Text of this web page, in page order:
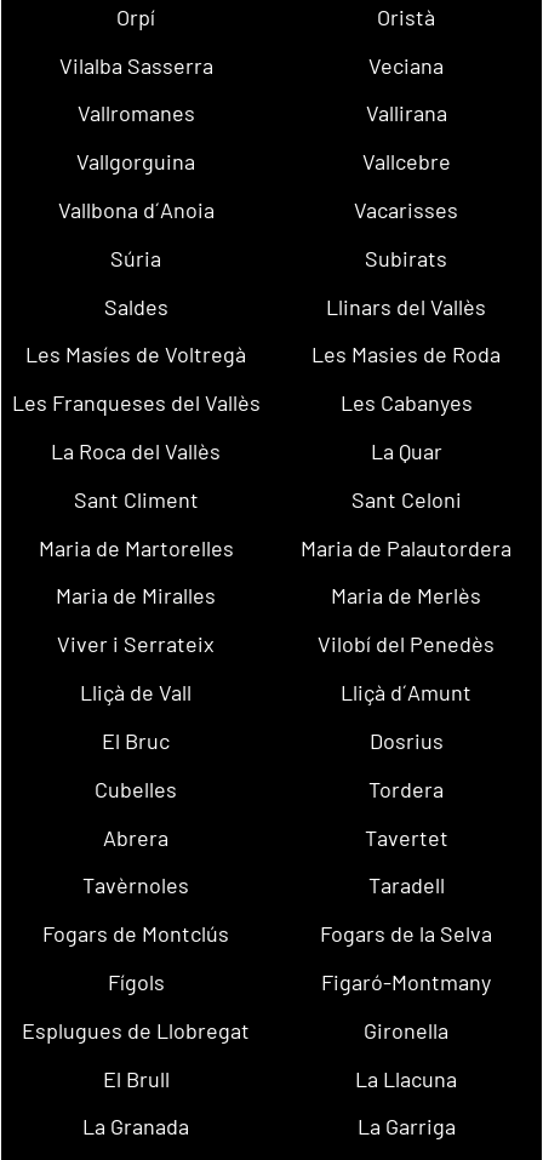
Orpí
Oristà
Vilalba Sasserra
Veciana
Vallromanes
Vallirana
Vallgorguina
Vallcebre
Vallbona d´Anoia
Vacarisses
Súria
Subirats
Saldes
Llinars del Vallès
Les Masíes de Voltregà
Les Masies de Roda
Les Franqueses del Vallès
Les Cabanyes
La Roca del Vallès
La Quar
Sant Climent
Sant Celoni
Maria de Martorelles
Maria de Palautordera
Maria de Miralles
Maria de Merlès
Viver i Serrateix
Vilobí del Penedès
Lliçà de Vall
Lliçà d´Amunt
El Bruc
Dosrius
Cubelles
Tordera
Abrera
Tavertet
Tavèrnoles
Taradell
Fogars de Montclús
Fogars de la Selva
Fígols
Figaró-Montmany
Esplugues de Llobregat
Gironella
El Brull
La Llacuna
La Granada
La Garriga